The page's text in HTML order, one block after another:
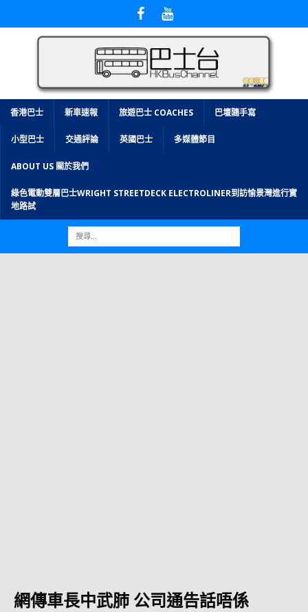
香港巴士 新車速報 旅遊巴士 COACHES 巴壇隨手寫
小型巴士 交通評論 英國巴士 多媒體節目
ABOUT US 關於我們
綠色電動雙層巴士WRIGHT STREETDECK ELECTROLINER到訪愉景灣進行實
地路試
網傳車長中武肺 公司通告話唔係